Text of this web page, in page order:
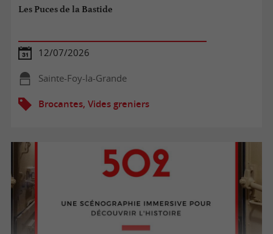
Les Puces de la Bastide
12/07/2026
Sainte-Foy-la-Grande
Brocantes, Vides greniers